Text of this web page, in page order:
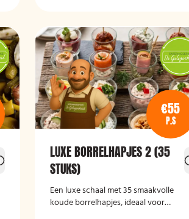
€55
P.S
LUXE BORRELHAPJES 2 (35
STUKS)
Een luxe schaal met 35 smaakvolle
koude borrelhapjes, ideaal voor